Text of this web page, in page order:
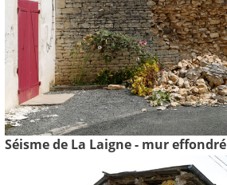
Séisme de La Laigne - mur effondré